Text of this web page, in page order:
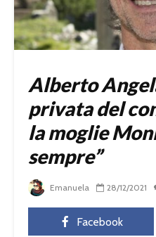
Alberto
privata del
la moglie
sempre”
Emanuela 28/12/2021
Facebook